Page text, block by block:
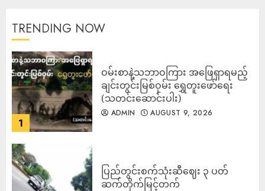
TRENDING NOW
1
ဝမ်းစာနဲ့သဘာဝကြား အဖြေရှာရမည့်
ချင်းတွင်းမြစ်ဝှမ်း ရွှေတူးဖော်ရေး
(သတင်းဆောင်းပါး)
ADMIN AUGUST 9, 2026
ပြည်တွင်းစက်သုံးဆီဈေး ၃ ပတ်
ဆက်တိုက်မြင့်တက်